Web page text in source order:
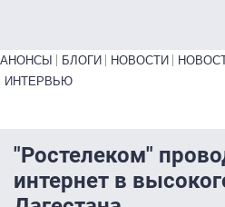
Primary links bottom
АНОНСЫ БЛОГИ НОВОСТИ
ИНТЕРВЬЮ
"Ростелеком"
интернет в